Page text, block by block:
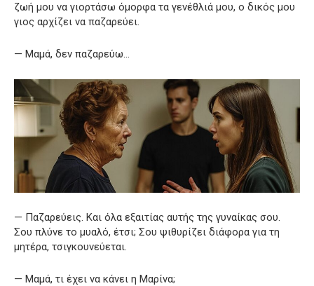
ζωή μου να γιορτάσω όμορφα τα γενέθλιά μου, ο δικός μου
γιος αρχίζει να παζαρεύει.
— Μαμά, δεν παζαρεύω…
— Παζαρεύεις. Και όλα εξαιτίας αυτής της γυναίκας σου.
Σου πλύνε το μυαλό, έτσι; Σου ψιθυρίζει διάφορα για τη
μητέρα, τσιγκουνεύεται.
— Μαμά, τι έχει να κάνει η Μαρίνα;